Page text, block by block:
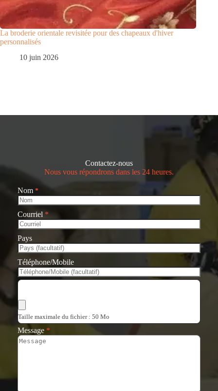
La broderie orientale revisitée pour des chapeaux d'hiver
personnalisés
10 juin 2026
Contactez-nous
Nous vous répondrons dans les 24 heures.
Nom *
Courriel *
Pays
Téléphone/Mobile
Taille maximale du fichier : 50 Mo
Message *